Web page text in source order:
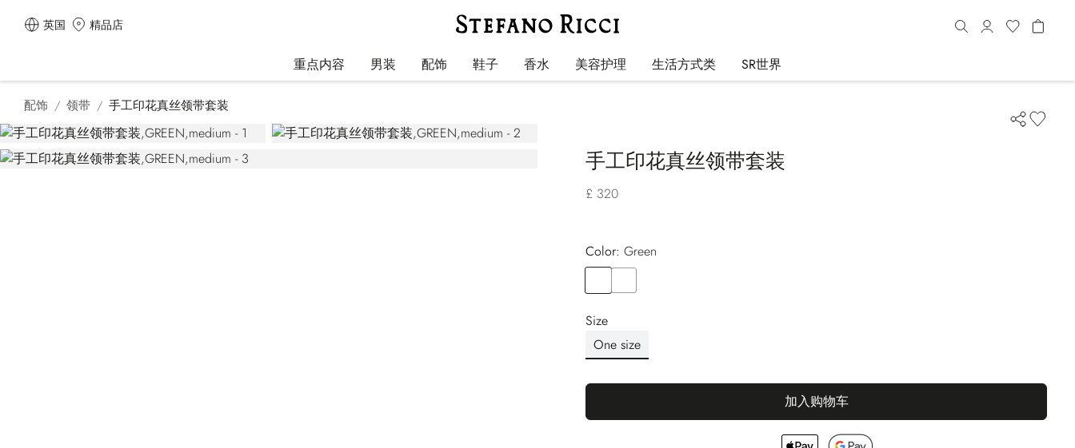
英国 精品店
重点内容 男装 配饰 鞋子 香水 美容护理 生活方式类 SR世界
配饰 领带 手工印花真丝领带套装
手工印花真丝领带套装
£ 320
Color:
green
Size
One size
加入购物车